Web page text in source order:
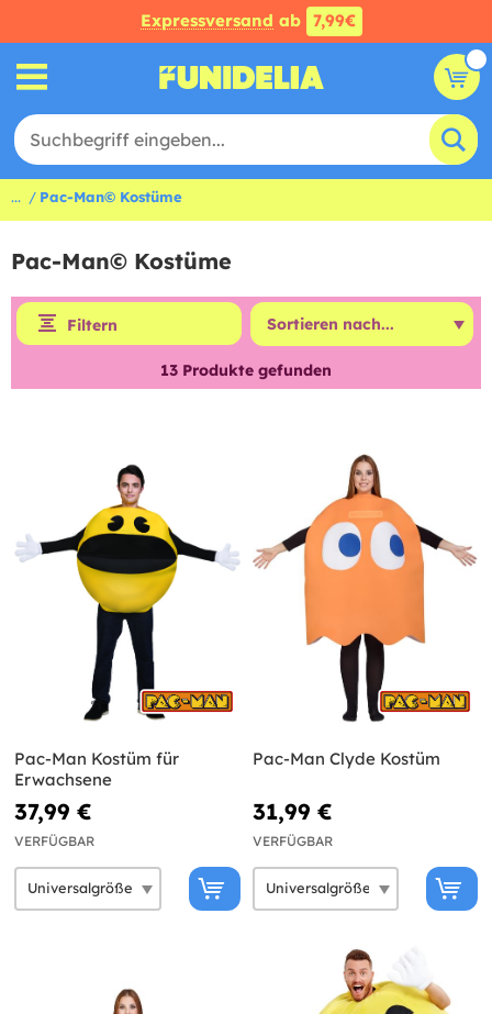
Expressversand ab 7,99€
... Pac-Man© Kostüme
Pac-Man© Kostüme
Filtern
13 Produkte gefunden
Pac-Man Kostüm für
Erwachsene
37,99 €
VERFÜGBAR
Pac-Man Clyde Kostüm
31,99 €
VERFÜGBAR